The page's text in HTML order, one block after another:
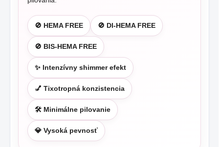
🚫 HEMA FREE 🚫 DI-HEMA FREE
🚫 BIS-HEMA FREE
✨ Intenzívny shimmer efekt
💅 Tixotropná konzistencia
🛠️ Minimálne pilovanie
💎 Vysoká pevnosť